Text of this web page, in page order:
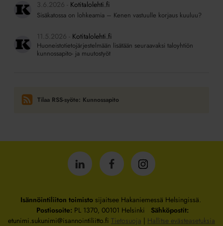
3.6.2026 Kotitalolehti.fi
Sisäkatossa on lohkeamia – Kenen vastuulle korjaus kuuluu?
11.5.2026 Kotitalolehti.fi
Huoneistotietojärjestelmään lisätään seuraavaksi taloyhtiön
kunnossapito- ja muutostyöt
Tilaa RSS-syöte: Kunnossapito
Isännöintiliitto
LinkedInissä
Isännöintiliitto
Facebookissa
Isännöintiliitto
Instagrammissa
Isännöintiliiton toimistosijaitsee Hakaniemessä Helsingissä.
Postiosoite: PL 1370, 00101 Helsinki Sähköpostit:
etunimi.sukunimi@isannointiliitto.fi Tietosuoja | Hallitse evästeasetuksia